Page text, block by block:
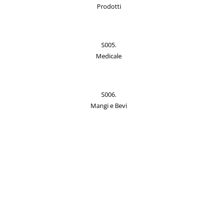
Prodotti
S005.
Medicale
S006.
Mangi e Bevi